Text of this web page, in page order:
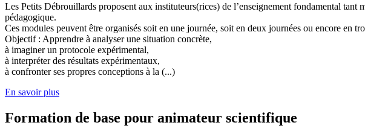
Les Petits Débrouillards proposent aux instituteurs(rices) de l’enseignement fondamental
pédagogique.
Ces modules peuvent être organisés soit en une journée, soit en deux journées ou encore en
Objectif : Apprendre à analyser une situation concrète,
à imaginer un protocole expérimental,
à interpréter des résultats expérimentaux,
à confronter ses propres conceptions à la (...)
En savoir plus
Formation de base pour animateur scientifique